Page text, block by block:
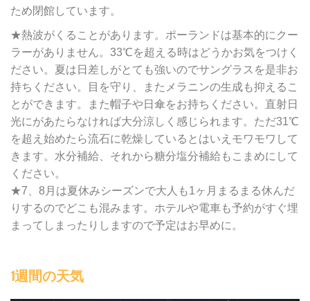
ため閉館しています。
★熱波がくることがあります。ポーランドは基本的にクー
ラーがありません。33℃を超える時はどうかお気をつけく
ださい。夏は日差しがとても強いのでサングラスを是非お
持ちください。目を守り、またメラニンの生成も抑えるこ
とができます。また帽子や日傘をお持ちください。直射日
光にがあたらなければ大分涼しく感じられます。ただ31℃
を超え始めたら流石に乾燥しているとはいえモワモワして
きます。水分補給、それから糖分塩分補給もこまめにして
ください。
★7、8月は夏休みシーズンで大人も1ヶ月まるまる休んだ
りするのでどこも混みます。ホテルや電車も予約がすぐ埋
まってしまったりしますので予定はお早めに。
1週間の天気